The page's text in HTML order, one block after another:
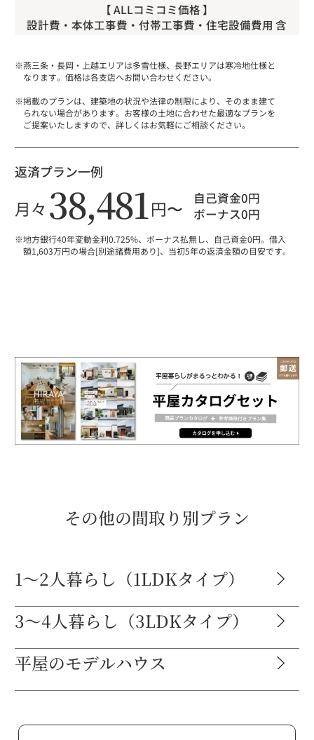
【 ALLコミコミ価格 】
設計費・本体工事費・付帯工事費・住宅設備費用 含
※燕三条・長岡・上越エリアは多雪仕様、長野エリアは寒冷地仕様と
なります。価格は各支店へお問い合わせください。
※掲載のプランは、建築地の状況や法律の制限により、そのまま建て
られない場合があります。お客様の土地に合わせた最適なプランを
ご提案いたしますので、詳しくはお気軽にご相談ください。
返済プラン一例
月々 38,481 円〜
自己資金0円
ボーナス0円
※地方銀行40年変動金利0.725%、ボーナス払無し、自己資金0円。借入
額1,603万円の場合[別途諸費用あり]、当初5年の返済金額の目安です。
その他の間取り別プラン
1～2人暮らし（1LDKタイプ）
3～4人暮らし（3LDKタイプ）
平屋のモデルハウス